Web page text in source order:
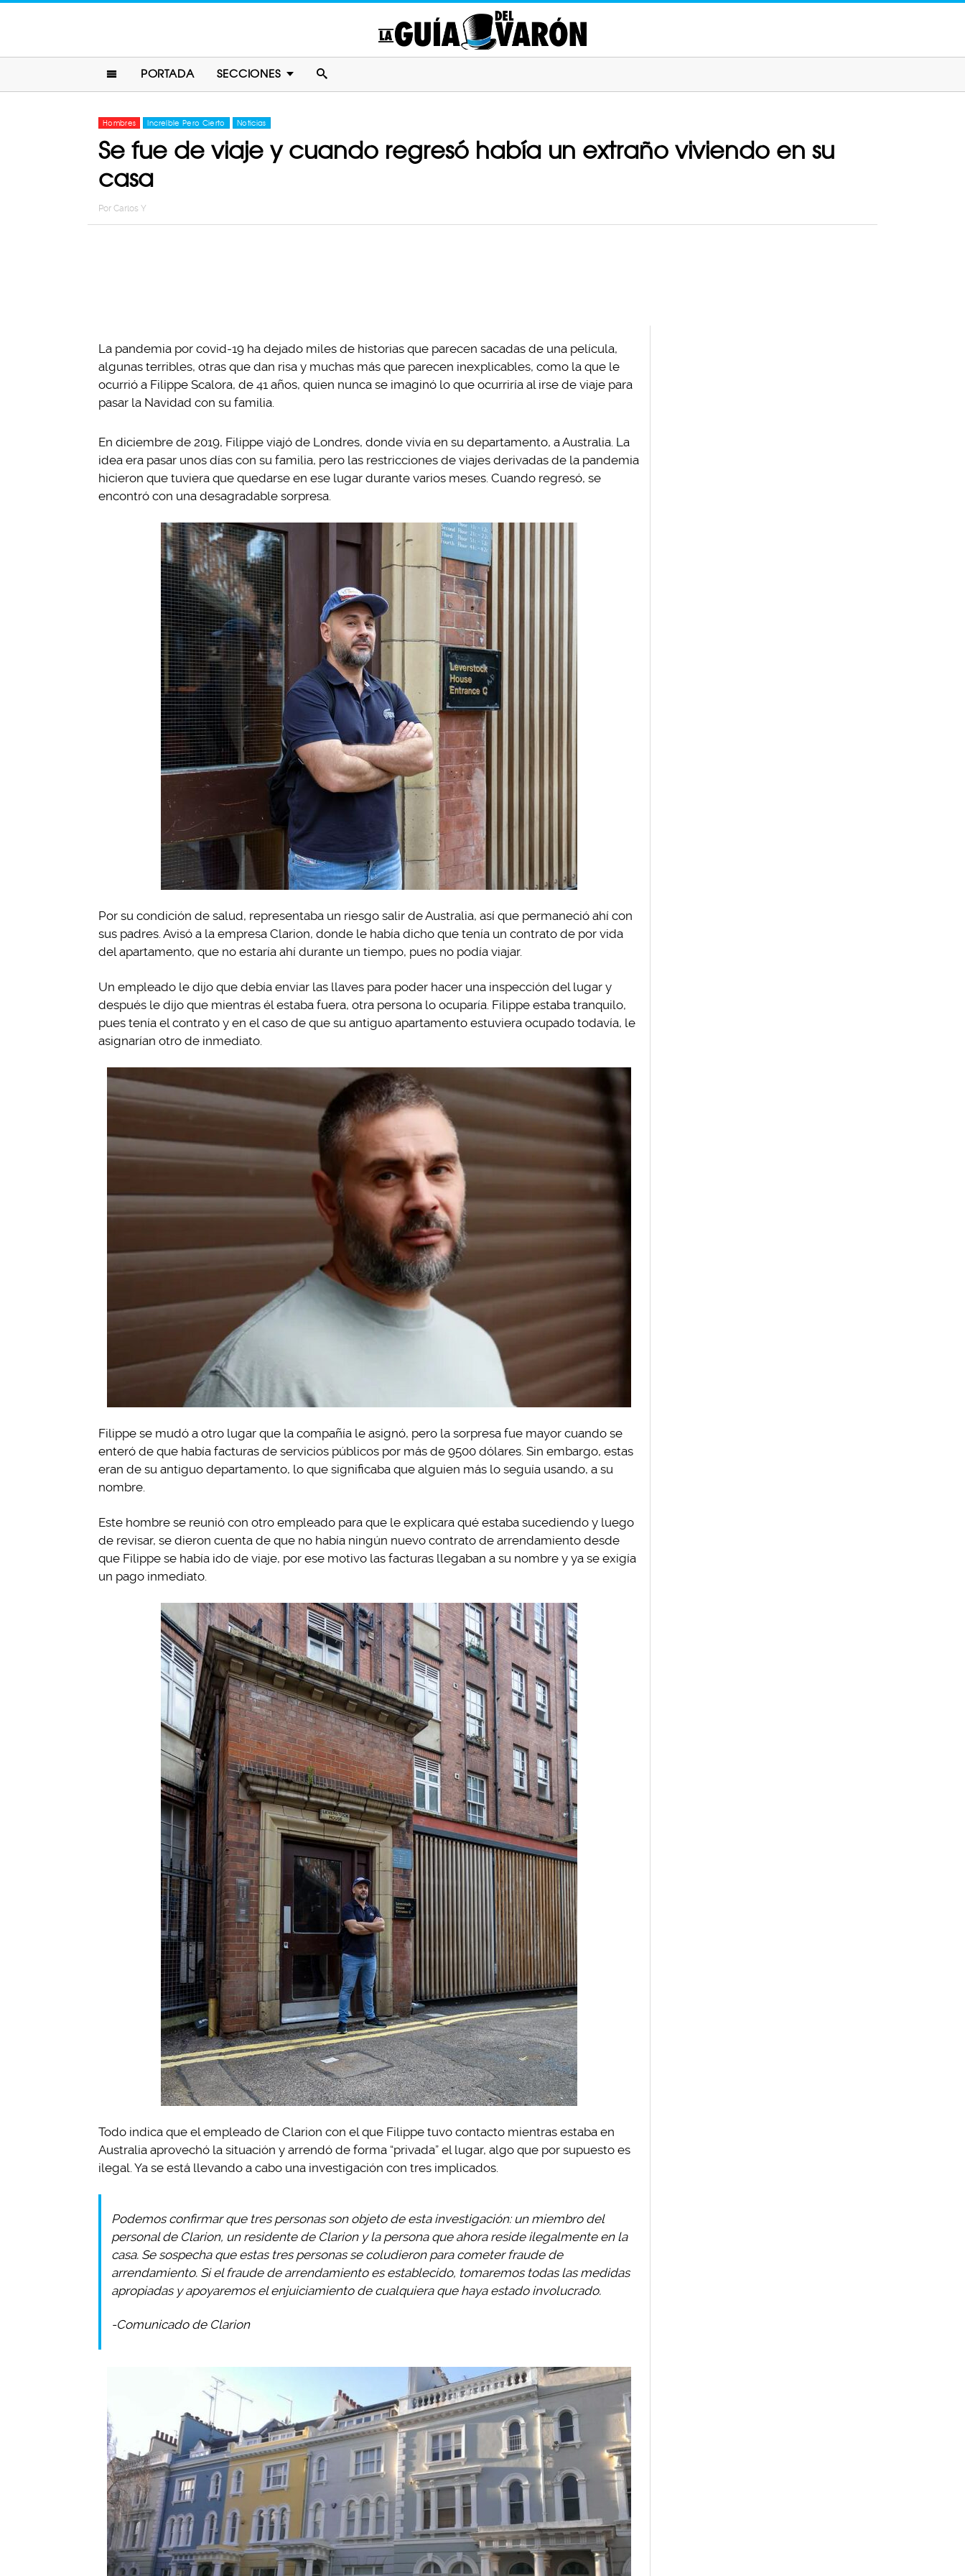
PORTADA SECCIONES
Hombres Increíble Pero Cierto Noticias
Se fue de viaje y cuando regresó había un extraño viviendo en su
casa
Por Carlos Y
La pandemia por covid-19 ha dejado miles de historias que parecen sacadas de una película,
algunas terribles, otras que dan risa y muchas más que parecen inexplicables, como la que le
ocurrió a Filippe Scalora, de 41 años, quien nunca se imaginó lo que ocurriría al irse de viaje para
pasar la Navidad con su familia.
En diciembre de 2019, Filippe viajó de Londres, donde vivía en su departamento, a Australia. La
idea era pasar unos días con su familia, pero las restricciones de viajes derivadas de la pandemia
hicieron que tuviera que quedarse en ese lugar durante varios meses. Cuando regresó, se
encontró con una desagradable sorpresa.
Por su condición de salud, representaba un riesgo salir de Australia, así que permaneció ahí con
sus padres. Avisó a la empresa Clarion, donde le había dicho que tenía un contrato de por vida
del apartamento, que no estaría ahí durante un tiempo, pues no podía viajar.
Un empleado le dijo que debía enviar las llaves para poder hacer una inspección del lugar y
después le dijo que mientras él estaba fuera, otra persona lo ocuparía. Filippe estaba tranquilo,
pues tenía el contrato y en el caso de que su antiguo apartamento estuviera ocupado todavía, le
asignarían otro de inmediato.
Filippe se mudó a otro lugar que la compañía le asignó, pero la sorpresa fue mayor cuando se
enteró de que había facturas de servicios públicos por más de 9500 dólares. Sin embargo, estas
eran de su antiguo departamento, lo que significaba que alguien más lo seguía usando, a su
nombre.
Este hombre se reunió con otro empleado para que le explicara qué estaba sucediendo y luego
de revisar, se dieron cuenta de que no había ningún nuevo contrato de arrendamiento desde
que Filippe se había ido de viaje, por ese motivo las facturas llegaban a su nombre y ya se exigía
un pago inmediato.
Todo indica que el empleado de Clarion con el que Filippe tuvo contacto mientras estaba en
Australia aprovechó la situación y arrendó de forma “privada” el lugar, algo que por supuesto es
ilegal. Ya se está llevando a cabo una investigación con tres implicados.
Podemos confirmar que tres personas son objeto de esta investigación: un miembro del
personal de Clarion, un residente de Clarion y la persona que ahora reside ilegalmente en la
casa. Se sospecha que estas tres personas se coludieron para cometer fraude de
arrendamiento. Si el fraude de arrendamiento es establecido, tomaremos todas las medidas
apropiadas y apoyaremos el enjuiciamiento de cualquiera que haya estado involucrado.
-Comunicado de Clarion